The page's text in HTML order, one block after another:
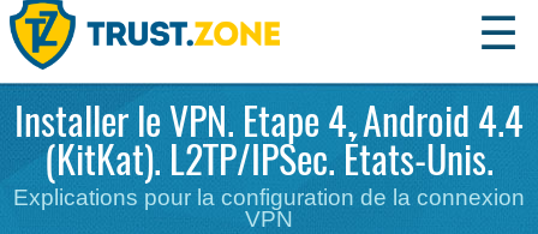
☰
Installer le VPN. Etape 4. Android 4.4
(KitKat). L2TP/IPSec. États-Unis.
Explications pour la configuration de la connexion
VPN